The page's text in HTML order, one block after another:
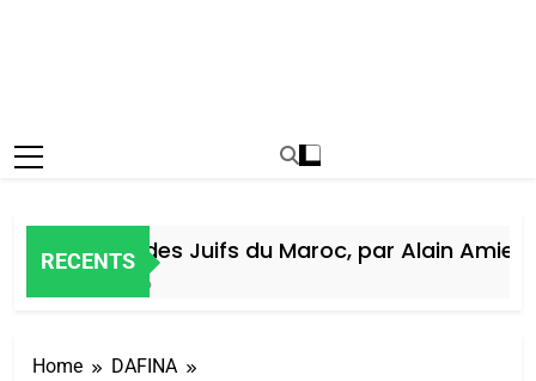
RECENTS
Histoire des Juifs du Maroc, par Alain Amiel
Home
DAFINA